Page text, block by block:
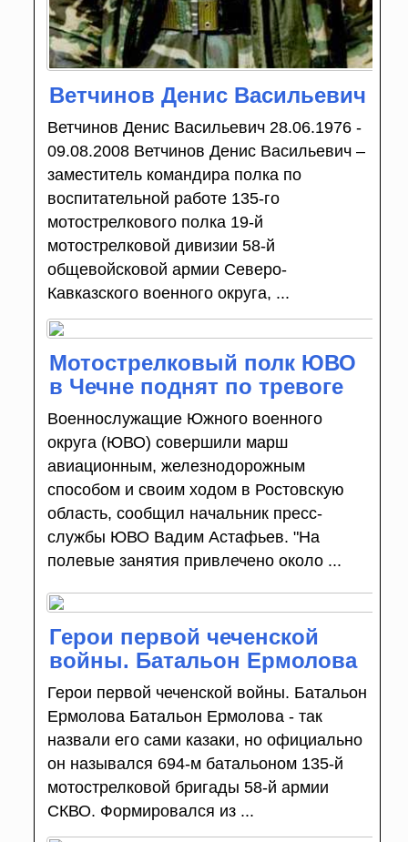
Ветчинов Денис Васильевич
Ветчинов Денис Васильевич 28.06.1976 -
09.08.2008 Ветчинов Денис Васильевич –
заместитель командира полка по
воспитательной работе 135-го
мотострелкового полка 19-й
мотострелковой дивизии 58-й
общевойсковой армии Северо-
Кавказского военного округа, ...
Мотострелковый полк ЮВО
в Чечне поднят по тревоге
Военнослужащие Южного военного
округа (ЮВО) совершили марш
авиационным, железнодорожным
способом и своим ходом в Ростовскую
область, сообщил начальник пресс-
службы ЮВО Вадим Астафьев. "На
полевые занятия привлечено около ...
Герои первой чеченской
войны. Батальон Ермолова
Герои первой чеченской войны. Батальон
Ермолова Батальон Ермолова - так
назвали его сами казаки, но официально
он назывался 694-м батальоном 135-й
мотострелковой бригады 58-й армии
СКВО. Формировался из ...